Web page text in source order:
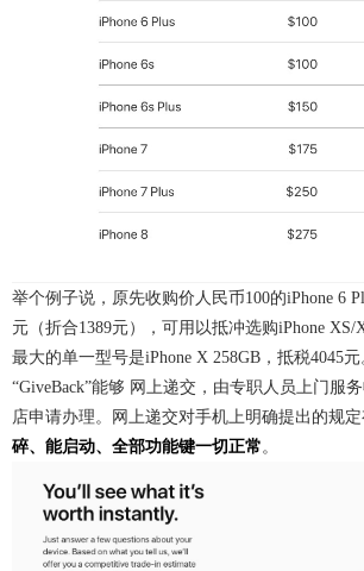
举个例子说，原先收购价人民币100的iPhone 6
元（折合1389元），可用以抵冲选购iPhone
最大的单一型号是iPhone X 258GB，抵税4045元
“GiveBack”能够 网上递交，由专职人员上门服
店申请办理。网上递交对手机上明确提出的规定
碎、能启动、全部功能键一切正常。